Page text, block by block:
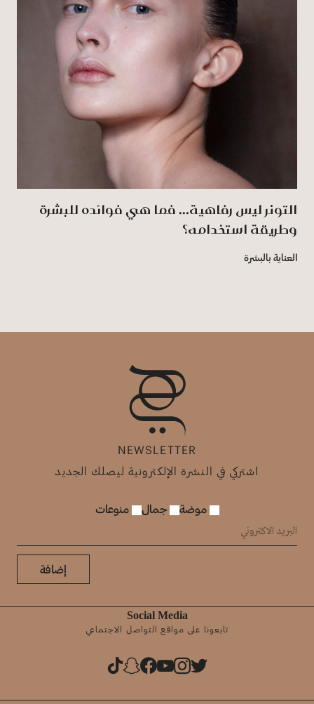
التونر ليس رفاهية... فما هي فوائده للبشرة
وطريقة استخدامه؟
العناية بالبشرة
NEWSLETTER
اشتركي في النشرة الإلكترونية ليصلك الجديد
موضة جمال منوعات
إضافة
Social Media
تابعونا على مواقع التواصل الاجتماعي